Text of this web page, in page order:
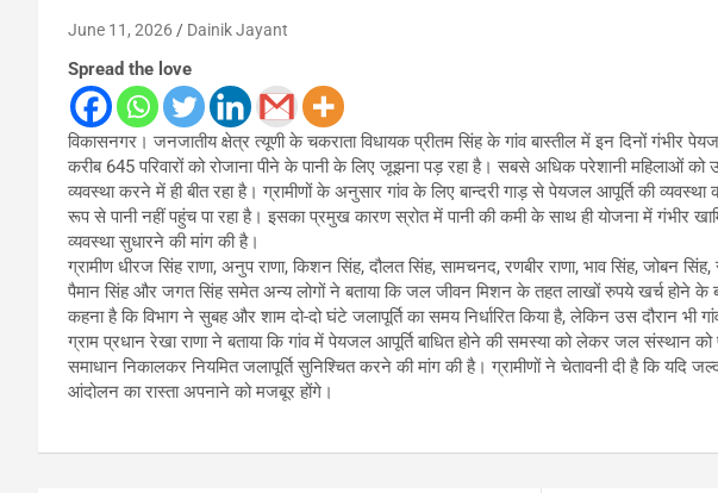
June 11, 2026 Dainik Jayant
Spread the love
विकासनगर। जनजातीय क्षेत्र त्यूणी के चकराता विधायक प्रीतम सिंह के गांव बास्तील में इन दिनों गंभीर
करीब 645 परिवारों को रोजाना पीने के पानी के लिए जूझना पड़ रहा है। सबसे अधिक परेशानी महिलाओं को
व्यवस्था करने में ही बीत रहा है। ग्रामीणों के अनुसार गांव के लिए बान्दरी गाड़ से पेयजल आपूर्ति की
रूप से पानी नहीं पहुंच पा रहा है। इसका प्रमुख कारण स्रोत में पानी की कमी के साथ ही योजना में गंभीर
व्यवस्था सुधारने की मांग की है।
ग्रामीण धीरज सिंह राणा, अनुप राणा, किशन सिंह, दौलत सिंह, सामचनद, रणबीर राणा, भाव सिंह, जोबन
पैमान सिंह और जगत सिंह समेत अन्य लोगों ने बताया कि जल जीवन मिशन के तहत लाखों रुपये खर्च होने
कहना है कि विभाग ने सुबह और शाम दो-दो घंटे जलापूर्ति का समय निर्धारित किया है, लेकिन उस दौरान भी
ग्राम प्रधान रेखा राणा ने बताया कि गांव में पेयजल आपूर्ति बाधित होने की समस्या को लेकर जल संस्थान
समाधान निकालकर नियमित जलापूर्ति सुनिश्चित करने की मांग की है। ग्रामीणों ने चेतावनी दी है कि
आंदोलन का रास्ता अपनाने को मजबूर होंगे।